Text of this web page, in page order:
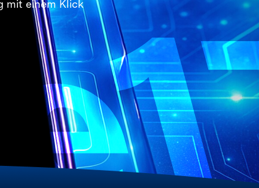
mit einem Klick